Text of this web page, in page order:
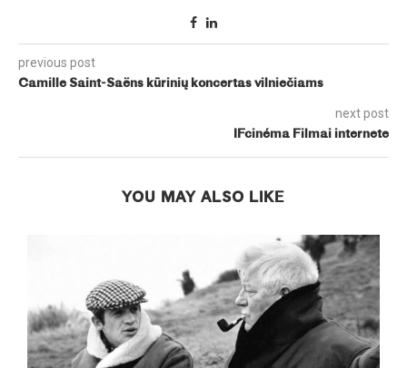
previous post
Camille Saint-Saëns kūrinių koncertas vilniečiams
next post
IFcinéma Filmai internete
YOU MAY ALSO LIKE